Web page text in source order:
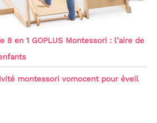
8 en 1 GOPLUS Montessori : l’aire de
montessori vomocent pour éveil